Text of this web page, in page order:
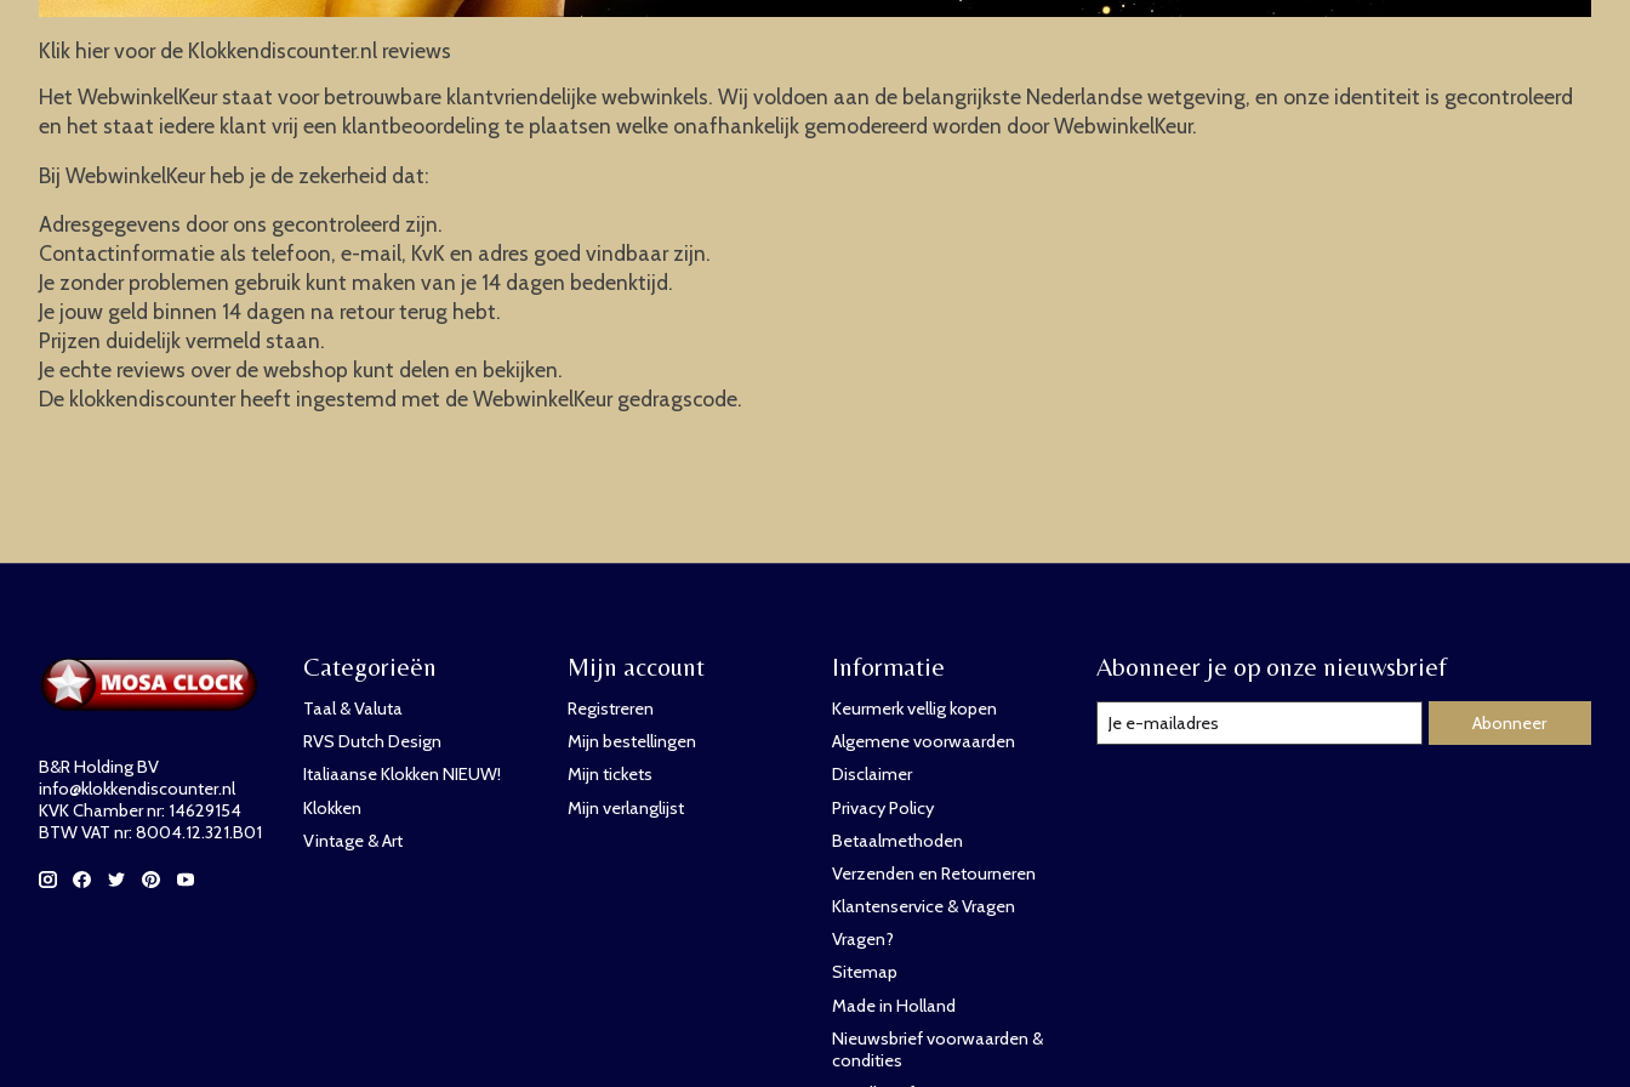
Klik hier voor de Klokkendiscounter.nl reviews
Het WebwinkelKeur staat voor betrouwbare klantvriendelijke webwinkels. Wij voldoen aan de belangrijkste Nederlandse wetgeving, en onze identiteit is gecontroleerd
en het staat iedere klant vrij een klantbeoordeling te plaatsen welke onafhankelijk gemodereerd worden door WebwinkelKeur.
Bij WebwinkelKeur heb je de zekerheid dat:
Adresgegevens door ons gecontroleerd zijn.
Contactinformatie als telefoon, e-mail, KvK en adres goed vindbaar zijn.
Je zonder problemen gebruik kunt maken van je 14 dagen bedenktijd.
Je jouw geld binnen 14 dagen na retour terug hebt.
Prijzen duidelijk vermeld staan.
Je echte reviews over de webshop kunt delen en bekijken.
De klokkendiscounter heeft ingestemd met de WebwinkelKeur gedragscode.
B&R Holding BV
info@klokkendiscounter.nl
KVK Chamber nr: 14629154
BTW VAT nr: 8004.12.321.B01
Categorieën
Taal & Valuta
RVS Dutch Design
Italiaanse Klokken NIEUW!
Klokken
Vintage & Art
Mijn account
Registreren
Mijn bestellingen
Mijn tickets
Mijn verlanglijst
Informatie
Keurmerk vellig kopen
Algemene voorwaarden
Disclaimer
Privacy Policy
Betaalmethoden
Verzenden en Retourneren
Klantenservice & Vragen
Vragen?
Sitemap
Made in Holland
Nieuwsbrief voorwaarden &
condities
Abonneer je op onze nieuwsbrief
Abonneer